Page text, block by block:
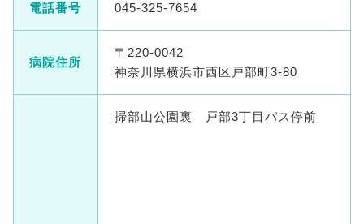
電話番号 045-325-7654
病院住所
〒220-0042
神奈川県横浜市西区戸部町3-80
掃部山公園裏 戸部3丁目バス停前